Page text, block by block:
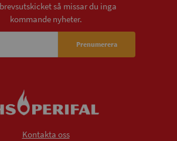
så missar du inga
kommande nyheter.
Prenumerera
Kontakta oss